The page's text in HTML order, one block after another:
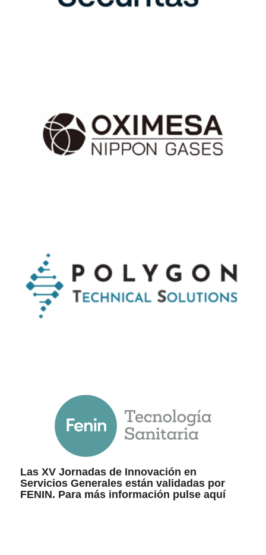
Las XV Jornadas de Innovación en
Servicios Generales están validadas por
FENIN. Para más información pulse aquí